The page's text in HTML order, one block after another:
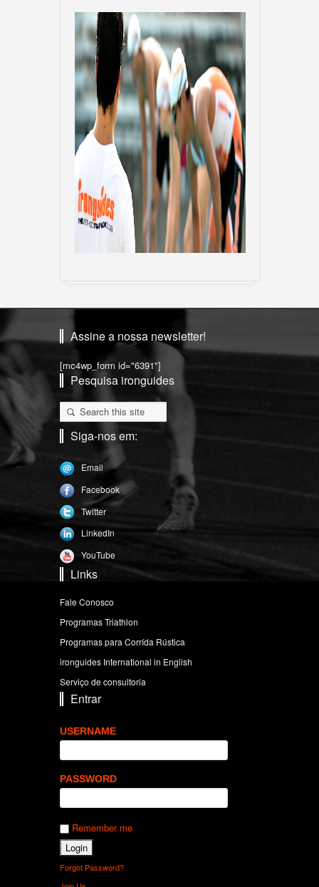
Assine a nossa newsletter!
[mc4wp_form id="6391"]
Pesquisa ironguides
Siga-nos em:
Email
Facebook
Twitter
LinkedIn
YouTube
Links
Fale Conosco
Programas Triathlon
Programas para Corrída Rústica
ironguides International in English
Serviço de consultoria
Entrar
USERNAME
PASSWORD
Remember me
Forgot Password?